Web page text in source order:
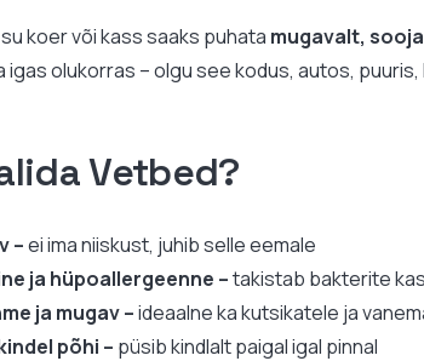
koer või kass saaks puhata mugavalt,
igas olukorras – olgu see kodus, autos, puuris,
Vetbed?
–ei ima niiskust, juhib selle eemale
ja hüpoallergeenne –takistab bakterite
ja mugav –ideaalne ka kutsikatele ja
põhi – püsib kindlalt paigal igal pinnal